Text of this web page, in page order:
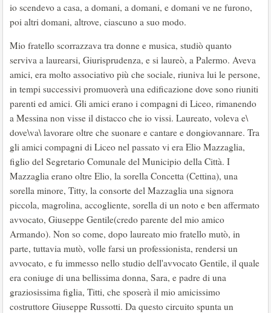
io scendevo a casa, a domani, a domani, e domani ve ne furono,
poi altri domani, altrove, ciascuno a suo modo.
Mio fratello scorrazzava tra donne e musica, studiò quanto
serviva a laurearsi, Giurisprudenza, e si laureò, a Palermo. Aveva
amici, era molto associativo più che sociale, riuniva lui le persone,
in tempi successivi promuoverà una edificazione dove sono riuniti
parenti ed amici. Gli amici erano i compagni di Liceo, rimanendo
a Messina non visse il distacco che io vissi. Laureato, voleva e\
dove\va\ lavorare oltre che suonare e cantare e dongiovannare. Tra
gli amici compagni di Liceo nel passato vi era Elio Mazzaglia,
figlio del Segretario Comunale del Municipio della Città. I
Mazzaglia erano oltre Elio, la sorella Concetta (Cettina), una
sorella minore, Titty, la consorte del Mazzaglia una signora
piccola, magrolina, accogliente, sorella di un noto e ben affermato
avvocato, Giuseppe Gentile(credo parente del mio amico
Armando). Non so come, dopo laureato mio fratello mutò, in
parte, tuttavia mutò, volle farsi un professionista, rendersi un
avvocato, e fu immesso nello studio dell'avvocato Gentile, il quale
era coniuge di una bellissima donna, Sara, e padre di una
graziosissima figlia, Titti, che sposerà il mio amicissimo
costruttore Giuseppe Russotti. Da questo circuito spunta un